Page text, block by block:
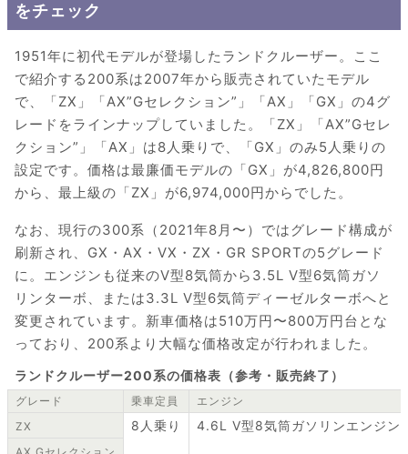
をチェック
1951年に初代モデルが登場したランドクルーザー。ここ
で紹介する200系は2007年から販売されていたモデル
で、「ZX」「AX”Gセレクション”」「AX」「GX」の4グ
レードをラインナップしていました。「ZX」「AX”Gセレ
クション”」「AX」は8人乗りで、「GX」のみ5人乗りの
設定です。価格は最廉価モデルの「GX」が4,826,800円
から、最上級の「ZX」が6,974,000円からでした。
なお、現行の300系（2021年8月〜）ではグレード構成が
刷新され、GX・AX・VX・ZX・GR SPORTの5グレード
に。エンジンも従来のV型8気筒から3.5L V型6気筒ガソ
リンターボ、または3.3L V型6気筒ディーゼルターボへと
変更されています。新車価格は510万円〜800万円台とな
っており、200系より大幅な価格改定が行われました。
ランドクルーザー200系の価格表（参考・販売終了）
グレード 乗車定員
エンジン
ZX
8人乗り 4.6L V型8気筒ガソリンエンジン